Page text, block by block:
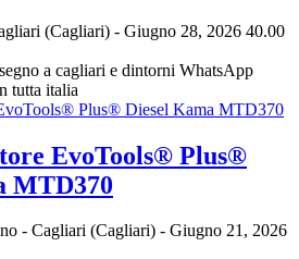
(Cagliari) - Giugno 28, 2026 40.00
a cagliari e dintorni WhatsApp
tutta italia
EvoTools® Plus®
MTD370
- Cagliari (Cagliari) - Giugno 21, 2026